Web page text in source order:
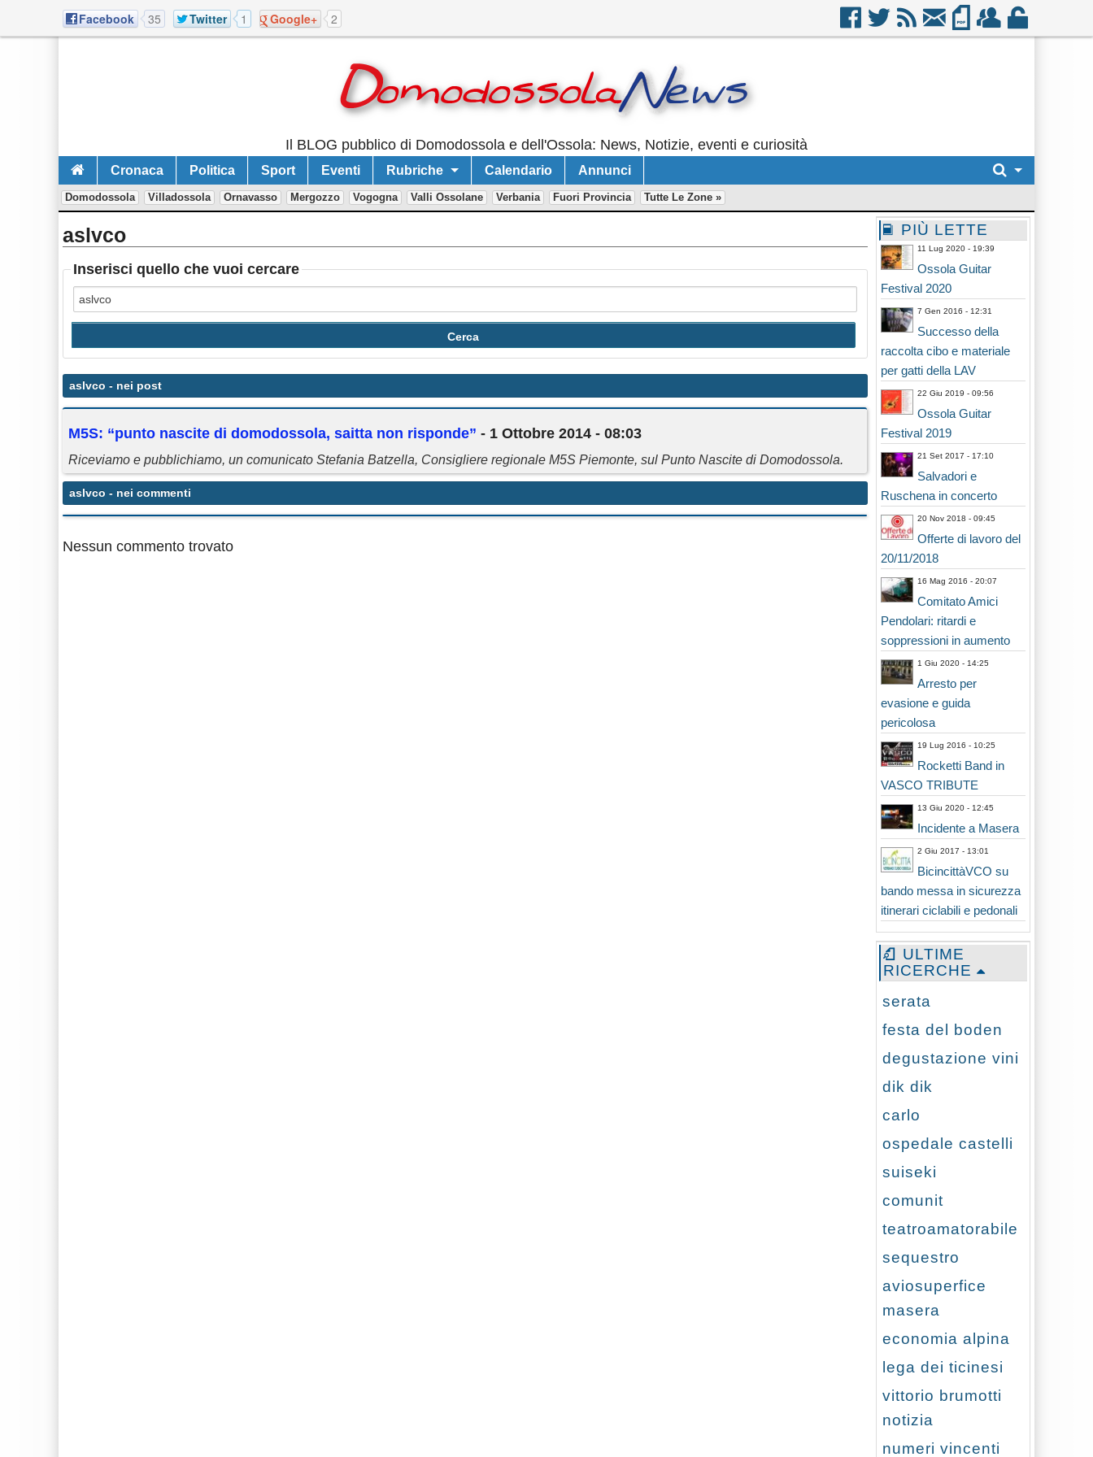
Facebook 35 Twitter 1 Google+ 2
Il BLOG pubblico di Domodossola e dell'Ossola: News, Notizie, eventi e curiosità
Cronaca Politica Sport Eventi Rubriche Calendario Annunci
Domodossola Villadossola Ornavasso Mergozzo Vogogna Valli Ossolane Verbania Fuori Provincia Tutte Le Zone »
aslvco
Inserisci quello che vuoi cercare
aslvco - nei post
M5S: “punto nascite di domodossola, saitta non risponde” - 1 Ottobre 2014 - 08:03
Riceviamo e pubblichiamo, un comunicato Stefania Batzella, Consigliere regionale M5S Piemonte, sul Punto Nascite di Domodossola.
aslvco - nei commenti
Nessun commento trovato
PIÙ LETTE
11 Lug 2020 - 19:39
Ossola Guitar
Festival 2020
7 Gen 2016 - 12:31
Successo della
raccolta cibo e materiale
per gatti della LAV
22 Giu 2019 - 09:56
Ossola Guitar
Festival 2019
21 Set 2017 - 17:10
Salvadori e
Ruschena in concerto
20 Nov 2018 - 09:45
Offerte di lavoro del
20/11/2018
16 Mag 2016 - 20:07
Comitato Amici
Pendolari: ritardi e
soppressioni in aumento
1 Giu 2020 - 14:25
Arresto per
evasione e guida
pericolosa
19 Lug 2016 - 10:25
Rocketti Band in
VASCO TRIBUTE
13 Giu 2020 - 12:45
Incidente a Masera
2 Giu 2017 - 13:01
BicincittàVCO su
bando messa in sicurezza
itinerari ciclabili e pedonali
ULTIME
RICERCHE
serata
festa del boden
degustazione vini
dik dik
carlo
ospedale castelli
suiseki
comunit
teatroamatorabile
sequestro
aviosuperfice
masera
economia alpina
lega dei ticinesi
vittorio brumotti
notizia
numeri vincenti